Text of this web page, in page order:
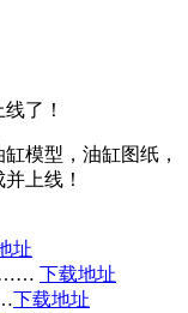
了！
模型，油缸图纸，
上线！
址
…… 下载地址
下载地址